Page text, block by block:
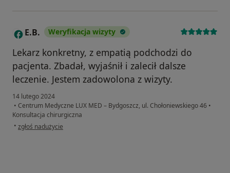
E E.B. Weryfikacja wizyty
Lekarz konkretny, z empatią podchodzi do
pacjenta. Zbadał, wyjaśnił i zalecił dalsze
leczenie. Jestem zadowolona z wizyty.
14 lutego 2024
• Centrum Medyczne LUX MED – Bydgoszcz, ul. Chołoniewskiego 46 •
Konsultacja chirurgiczna
• w opinii użytkownika E.B.
zgłoś nadużycie